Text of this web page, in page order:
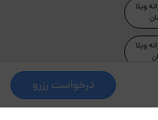
درخواست رزرو
ویلا
ویلا
و توسعه توسط جاکجاست